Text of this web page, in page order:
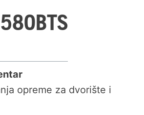
opreme za dvorište i